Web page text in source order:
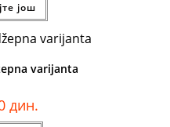
још
varijanta
дин.